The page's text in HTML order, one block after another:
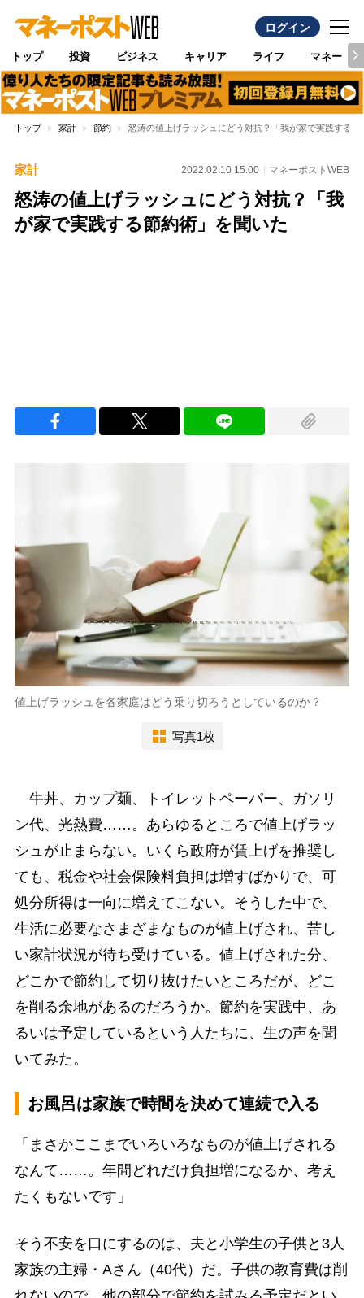
ログイン
トップ 投資 ビジネス キャリア ライフ マネー
トップ 家計 節約 怒涛の値上げラッシュにどう対抗？「我が家で実践する節
家計 2022.02.10 15:00 マネーポストWEB
怒涛の値上げラッシュにどう対抗？「我
が家で実践する節約術」を聞いた
値上げラッシュを各家庭はどう乗り切ろうとしているのか？
写真1枚
牛丼、カップ麺、トイレットペーパー、ガソリ
ン代、光熱費……。あらゆるところで値上げラッ
シュが止まらない。いくら政府が賃上げを推奨し
ても、税金や社会保険料負担は増すばかりで、可
処分所得は一向に増えてこない。そうした中で、
生活に必要なさまざまなものが値上げされ、苦し
い家計状況が待ち受けている。値上げされた分、
どこかで節約して切り抜けたいところだが、どこ
を削る余地があるのだろうか。節約を実践中、あ
るいは予定しているという人たちに、生の声を聞
いてみた。
お風呂は家族で時間を決めて連続で入る
「まさかここまでいろいろなものが値上げされる
なんて……。年間どれだけ負担増になるか、考え
たくもないです」
そう不安を口にするのは、夫と小学生の子供と3人
家族の主婦・Aさん（40代）だ。子供の教育費は削